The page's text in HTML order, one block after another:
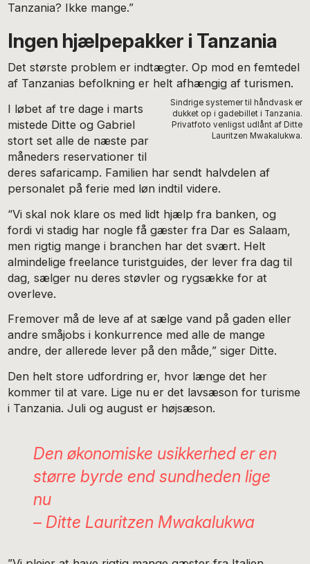
Tanzania? Ikke mange.”
Ingen hjælpepakker i Tanzania
Det største problem er indtægter. Op mod en femtedel
af Tanzanias befolkning er helt afhængig af turismen.
Sindrige systemer til håndvask er
dukket op i gadebillet i Tanzania.
Privatfoto venligst udlånt af Ditte
Lauritzen Mwakalukwa.
I løbet af tre dage i marts
mistede Ditte og Gabriel
stort set alle de næste par
måneders reservationer til
deres safaricamp. Familien har sendt halvdelen af
personalet på ferie med løn indtil videre.
“Vi skal nok klare os med lidt hjælp fra banken, og
fordi vi stadig har nogle få gæster fra Dar es Salaam,
men rigtig mange i branchen har det svært. Helt
almindelige freelance turistguides, der lever fra dag til
dag, sælger nu deres støvler og rygsække for at
overleve.
Fremover må de leve af at sælge vand på gaden eller
andre småjobs i konkurrence med alle de mange
andre, der allerede lever på den måde,” siger Ditte.
Den helt store udfordring er, hvor længe det her
kommer til at vare. Lige nu er det lavsæson for turisme
i Tanzania. Juli og august er højsæson.
Den økonomiske usikkerhed er en
større byrde end sundheden lige
nu
– Ditte Lauritzen Mwakalukwa